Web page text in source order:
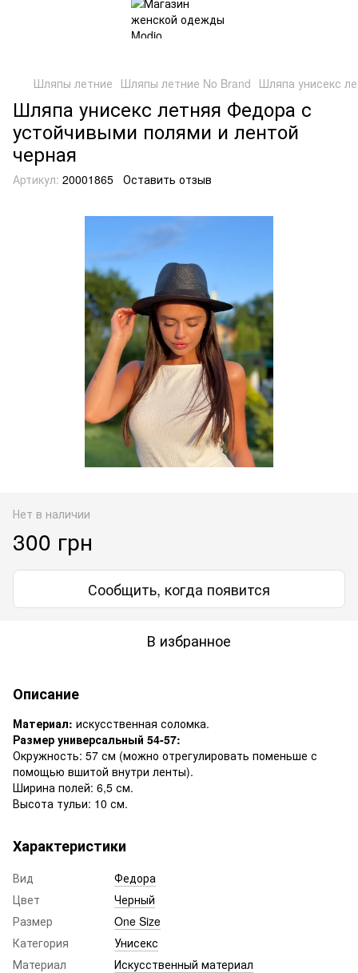
Шляпы летние Шляпы летние No Brand Шляпа унисекс
Шляпа унисекс летняя Федора с
устойчивыми полями и лентой
черная
Артикул: 20001865 Оставить отзыв
Нет в наличии
300 грн
Сообщить, когда появится
В избранное
Описание
Материал: искусственная соломка.
Размер универсальный 54-57:
Окружность: 57 см (можно отрегулировать поменьше с
помощью вшитой внутри ленты).
Ширина полей: 6,5 см.
Высота тульи: 10 см.
Характеристики
Вид
Федора
Цвет
Черный
Размер
One Size
Категория
Унисекс
Материал
Искусственный материал